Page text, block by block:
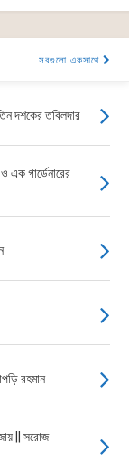
সবগুলো একসাথে
দশকের তবিলদার
এক গার্ডেনারের
রহমান
|| সরোজ